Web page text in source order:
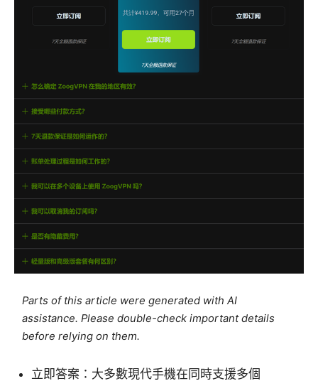
Parts of this article were generated with AI
assistance. Please double-check important details
before relying on them.
立即答案：大多數現代手機在同時支援多個